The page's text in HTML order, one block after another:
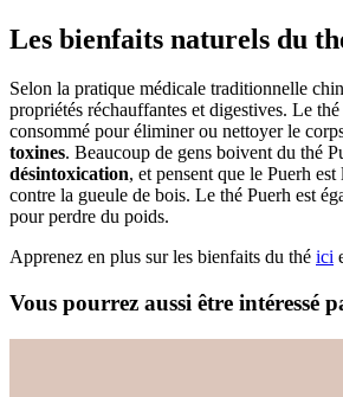
Les bienfaits naturels du
Selon la pratique médicale traditionnelle
propriétés réchauffantes et digestives. Le
consommé pour éliminer ou nettoyer le
toxines. Beaucoup de gens boivent du thé
désintoxication, et pensent que le Puerh
contre la gueule de bois. Le thé Puerh est
pour perdre du poids.
Apprenez en plus sur les bienfaits du thé ici
Vous pourrez aussi être intéressé